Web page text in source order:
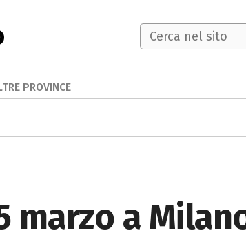
marzo a
PROVINCE